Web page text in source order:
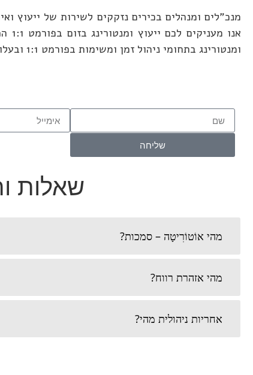
ומנטורינג בתחומי ניהול זמן ומשימות בפורמט 1:1 ובעלות שפויה.
שליחה
שאלות
מהי אוֹטוֹרִיטָה – סמכות?
מהי אזהרת רווח?
אחריות ניהולית מהי?